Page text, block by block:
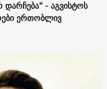
დარჩება" - აგვისტოს
ერთობლივ